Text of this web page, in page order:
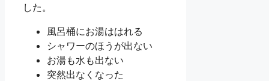
した。
風呂桶にお湯ははれる
シャワーのほうが出ない
お湯も水も出ない
突然出なくなった